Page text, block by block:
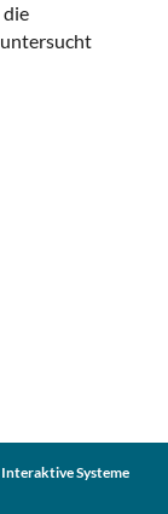
die
Systeme